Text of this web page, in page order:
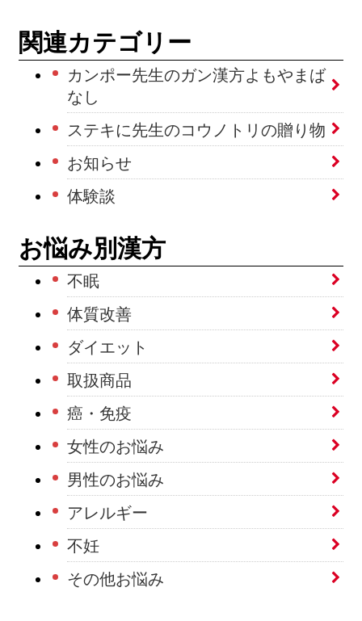
関連カテゴリー
カンポー先生のガン漢方よもやまば
なし
ステキに先生のコウノトリの贈り物
お知らせ
体験談
お悩み別漢方
不眠
体質改善
ダイエット
取扱商品
癌・免疫
女性のお悩み
男性のお悩み
アレルギー
不妊
その他お悩み